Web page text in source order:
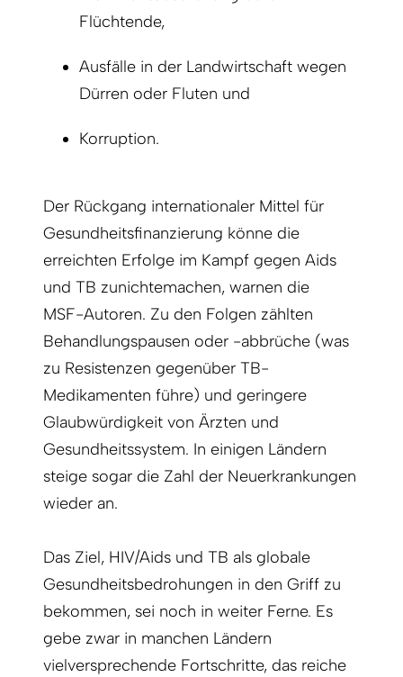
Flüchtende,
Ausfälle in der Landwirtschaft wegen
Dürren oder Fluten und
Korruption.
Der Rückgang internationaler Mittel für
Gesundheitsfinanzierung könne die
erreichten Erfolge im Kampf gegen Aids
und TB zunichtemachen, warnen die
MSF-­Autoren. Zu den Folgen zählten
Behandlungspausen oder -abbrüche (was
zu Resistenzen gegenüber TB-
Medikamenten führe) und geringere
Glaubwürdigkeit von Ärzten und
Gesundheitssystem. In einigen Ländern
steige sogar die Zahl der Neuerkrankungen
wieder an.
Das Ziel, HIV/Aids und TB als globale
Gesundheitsbedrohungen in den Griff zu
bekommen, sei noch in weiter Ferne. Es
gebe zwar in manchen Ländern
vielversprechende Fortschritte, das reiche